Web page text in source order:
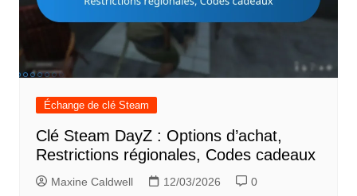
Échange de clé Steam
Clé Steam DayZ : Options d’achat,
Restrictions régionales, Codes cadeaux
Maxine Caldwell 12/03/2026 0